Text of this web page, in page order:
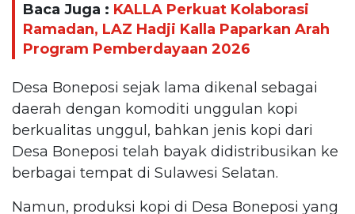
Baca Juga : KALLA Perkuat Kolaborasi
Ramadan, LAZ Hadji Kalla Paparkan Arah
Program Pemberdayaan 2026
Desa Boneposi sejak lama dikenal sebagai
daerah dengan komoditi unggulan kopi
berkualitas unggul, bahkan jenis kopi dari
Desa Boneposi telah bayak didistribusikan ke
berbagai tempat di Sulawesi Selatan.
Namun, produksi kopi di Desa Boneposi yang